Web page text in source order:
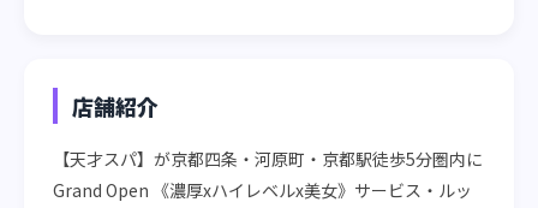
店舗紹介
【天才スパ】が京都四条・河原町・京都駅徒歩5分圏内に
Grand Open 《濃厚xハイレベルx美女》サービス・ルッ